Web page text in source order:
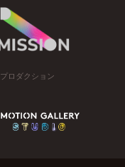
プロダクション